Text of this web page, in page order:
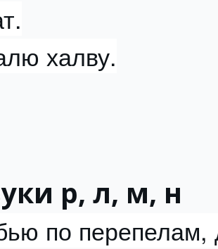
халву.
р, л, м, н
по перепелам,